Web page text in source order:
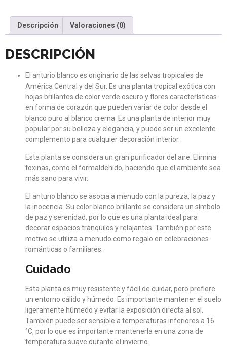
Descripción Valoraciones (0)
DESCRIPCIÓN
El anturio blanco es originario de las selvas tropicales de
América Central y del Sur. Es una planta tropical exótica con
hojas brillantes de color verde oscuro y flores características
en forma de corazón que pueden variar de color desde el
blanco puro al blanco crema. Es una planta de interior muy
popular por su belleza y elegancia, y puede ser un excelente
complemento para cualquier decoración interior.
Esta planta se considera un gran purificador del aire. Elimina
toxinas, como el formaldehído, haciendo que el ambiente sea
más sano para vivir.
El anturio blanco se asocia a menudo con la pureza, la paz y
la inocencia. Su color blanco brillante se considera un símbolo
de paz y serenidad, por lo que es una planta ideal para
decorar espacios tranquilos y relajantes. También por este
motivo se utiliza a menudo como regalo en celebraciones
románticas o familiares.
Cuidado
Esta planta es muy resistente y fácil de cuidar, pero prefiere
un entorno cálido y húmedo. Es importante mantener el suelo
ligeramente húmedo y evitar la exposición directa al sol.
También puede ser sensible a temperaturas inferiores a 16
°C, por lo que es importante mantenerla en una zona de
temperatura suave durante el invierno.